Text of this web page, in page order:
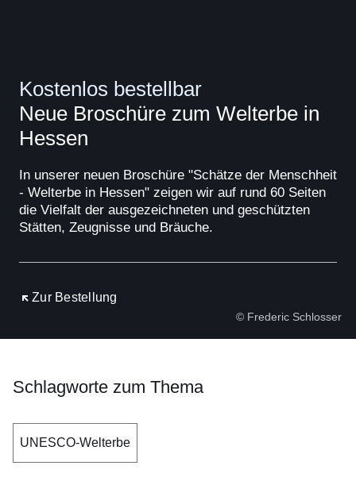
© Frederic Schlosser
Kostenlos bestellbar
Neue Broschüre zum Welterbe in
Hessen
In unserer neuen Broschüre "Schätze der Menschheit
- Welterbe in Hessen" zeigen wir auf rund 60 Seiten
die Vielfalt der ausgezeichneten und geschützten
Stätten, Zeugnisse und Bräuche.
Zur Bestellung
Öffnet sich in einem neuen Fenster
Schlagworte zum Thema
UNESCO-Welterbe